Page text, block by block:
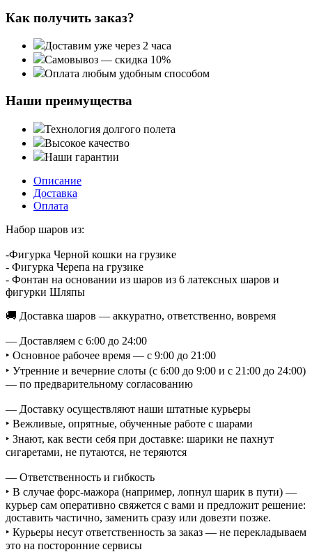
Как получить заказ?
Доставим уже через 2 часа
Самовывоз — скидка 10%
Оплата любым удобным способом
Наши преимущества
Технология долгого полета
Высокое качество
Наши гарантии
Описание
Доставка
Оплата
Набор шаров из:
-Фигурка Черной кошки на грузике
- Фигурка Черепа на грузике
- Фонтан на основании из шаров из 6 латексных шаров и
фигурки Шляпы
🚚 Доставка шаров — аккуратно, ответственно, вовремя
— Доставляем с 6:00 до 24:00
‣ Основное рабочее время — с 9:00 до 21:00
‣ Утренние и вечерние слоты (с 6:00 до 9:00 и с 21:00 до 24:00)
— по предварительному согласованию
— Доставку осуществляют наши штатные курьеры
‣ Вежливые, опрятные, обученные работе с шарами
‣ Знают, как вести себя при доставке: шарики не пахнут
сигаретами, не путаются, не теряются
— Ответственность и гибкость
‣ В случае форс-мажора (например, лопнул шарик в пути) —
курьер сам оперативно свяжется с вами и предложит решение:
доставить частично, заменить сразу или довезти позже.
‣ Курьеры несут ответственность за заказ — не перекладываем
это на посторонние сервисы